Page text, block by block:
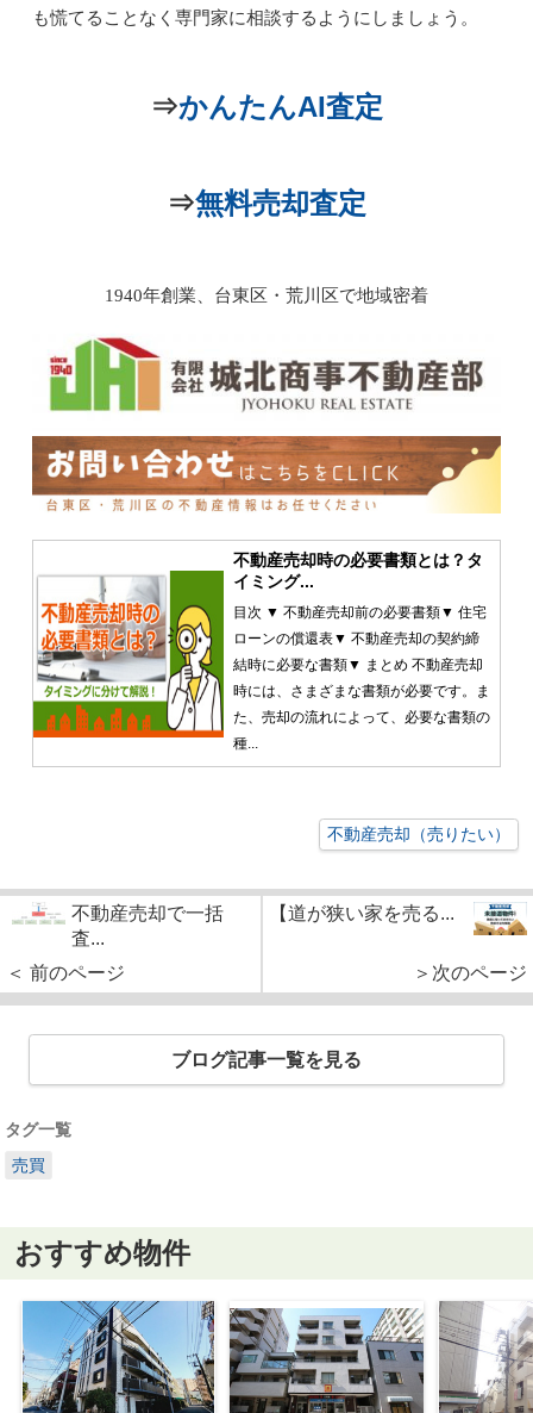
も慌てることなく専門家に相談するようにしましょう。
⇒かんたんAI査定
⇒無料売却査定
1940年創業、台東区・荒川区で地域密着
不動産売却時の必要書類とは？タ
イミング...
目次 ▼ 不動産売却前の必要書類▼ 住宅
ローンの償還表▼ 不動産売却の契約締
結時に必要な書類▼ まとめ 不動産売却
時には、さまざまな書類が必要です。ま
た、売却の流れによって、必要な書類の
種...
不動産売却（売りたい）
不動産売却で一括
査...
＜ 前のページ
【道が狭い家を売る...
＞次のページ
ブログ記事一覧を見る
タグ一覧
売買
おすすめ物件